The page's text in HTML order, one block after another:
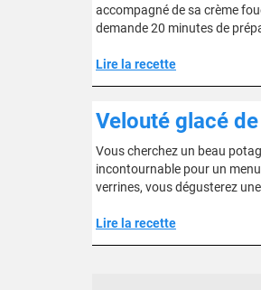
accompagné de sa crème
demande 20 minutes de
Lire la recette
Velouté glacé
Vous cherchez un beau
incontournable pour un
verrines, vous dégusterez
Lire la recette